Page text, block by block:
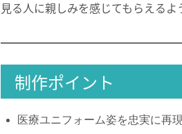
見る人に親しみを感じてもらえるよ
制作ポイント
医療ユニフォーム姿を忠実に再